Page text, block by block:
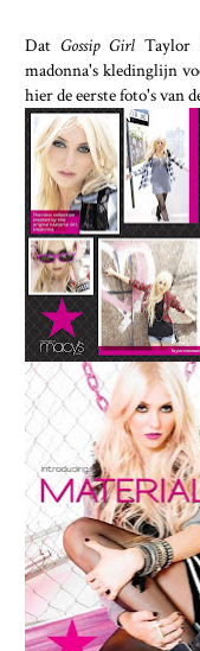
Dat Gossip Girl Taylor
madonna's kledinglijn
hier de eerste foto's van